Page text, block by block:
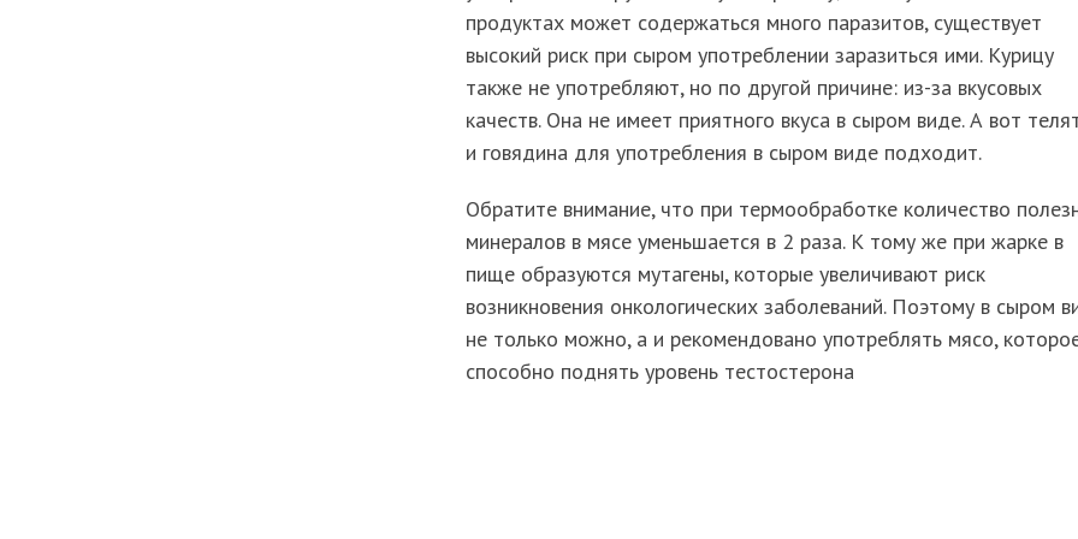
продуктах может содержаться много паразитов, существует
высокий риск при сыром употреблении заразиться ими. Курицу
также не употребляют, но по другой причине: из-за вкусовых
качеств. Она не имеет приятного вкуса в сыром виде. А вот
и говядина для употребления в сыром виде подходит.
Обратите внимание, что при термообработке количество
минералов в мясе уменьшается в 2 раза. К тому же при жарке в
пище образуются мутагены, которые увеличивают риск
возникновения онкологических заболеваний. Поэтому в сыром
не только можно, а и рекомендовано употреблять мясо,
способно поднять уровень тестостерона